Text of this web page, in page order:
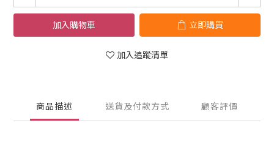
加入購物車 立即購買
加入追蹤清單
商品描述 送貨及付款方式 顧客評價